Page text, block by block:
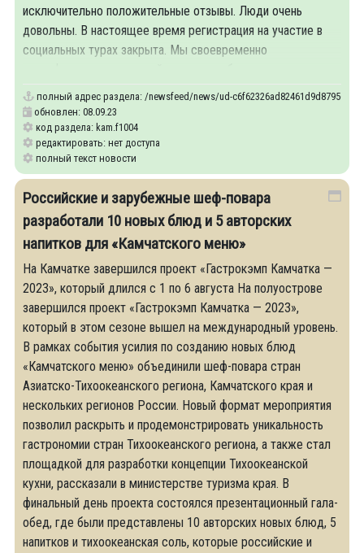
исключительно положительные отзывы. Люди очень
довольны. В настоящее время регистрация на участие в
социальных турах закрыта. Мы своевременно
полный адрес раздела: /newsfeed/news/ud-
обновлен: 08.09.23
код раздела: kam.f1004
редактировать: нет доступа
полный текст новости
Российские и зарубежные шеф-повара
разработали 10 новых блюд и 5 авторских
напитков для «Камчатского меню»
На Камчатке завершился проект «Гастрокэмп Камчатка —
2023», который длился с 1 по 6 августа На полуострове
завершился проект «Гастрокэмп Камчатка — 2023»,
который в этом сезоне вышел на международный уровень.
В рамках события усилия по созданию новых блюд
«Камчатского меню» объединили шеф-повара стран
Азиатско-Тихоокеанского региона, Камчатского края и
нескольких регионов России. Новый формат мероприятия
позволил раскрыть и продемонстрировать уникальность
гастрономии стран Тихоокеанского региона, а также стал
площадкой для разработки концепции Тихоокеанской
кухни, рассказали в министерстве туризма края. В
финальный день проекта состоялся презентационный гала-
обед, где были представлены 10 авторских новых блюд, 5
напитков и тихоокеанская соль, которые российские и